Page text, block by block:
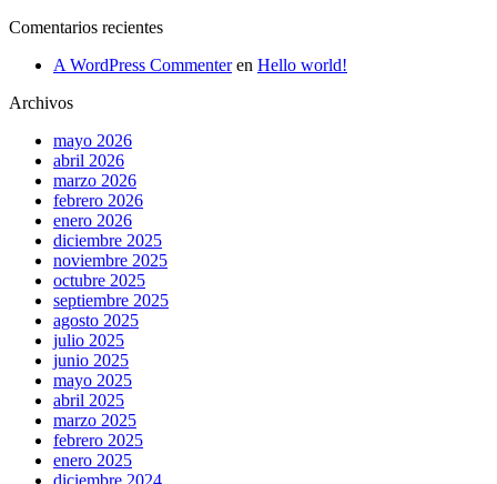
Comentarios recientes
A WordPress Commenteren Hello world!
Archivos
mayo 2026
abril 2026
marzo 2026
febrero 2026
enero 2026
diciembre 2025
noviembre 2025
octubre 2025
septiembre 2025
agosto 2025
julio 2025
junio 2025
mayo 2025
abril 2025
marzo 2025
febrero 2025
enero 2025
diciembre 2024